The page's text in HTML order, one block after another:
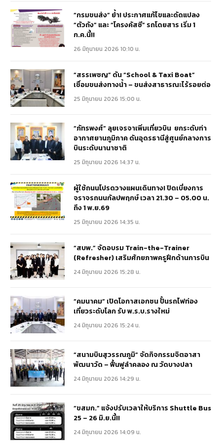
“กรมขนส่ง” ย้ำ! ประกาศแก้ไขและดัดแปลง
“ตัวถัง” และ “โครงคัสซี” รถโดยสาร เริ่ม 1
ก.ค.นี้!!
26 มิถุนายน 2026 10:10 น.
“สรรเพชญ” ดัน “School & Taxi Boat”
เชื่อมขนส่งทางน้ำ – ขนส่งสาธารณะไร้รอยต่อ
25 มิถุนายน 2026 15:00 น.
“ภัทรพงศ์” ลุยเจรจาเพิ่มเที่ยวบิน ยกระดับท่า
อากาศยานภูมิภาค ดันอุดรธานีสู่ศูนย์กลางการ
บินระดับนานาชาติ
25 มิถุนายน 2026 14:37 น.
ผู้ใช้ถนนโปรดวางแผนเดินทาง! ปิดเบี่ยงการ
จราจรถนนกัลปพฤกษ์ เวลา 21.30 – 05.00 น.
ถึง 1 พ.ย.69
25 มิถุนายน 2026 14:35 น.
“สบพ.” จัดอบรม Train-the-Trainer
(Refresher) เสริมศักยภาพครูฝึกด้านการบิน
24 มิถุนายน 2026 15:28 น.
“คมนาคม” เปิดโอกาสเอกชน ปั้นรถไฟท่อง
เที่ยวระดับโลก รับ พ.ร.บ.รางใหม่
24 มิถุนายน 2026 15:24 น.
“สนามบินสุวรรณภูมิ” จัดกิจกรรมจิตอาสา
พัฒนาวัด – ฟื้นฟูลำคลอง ณ วัดบางปลา
24 มิถุนายน 2026 14:29 น.
“ขสมก.” แจ้งปรับเวลาให้บริการ Shuttle Bus
25 – 26 มิ.ย.นี้!!
24 มิถุนายน 2026 14:09 น.